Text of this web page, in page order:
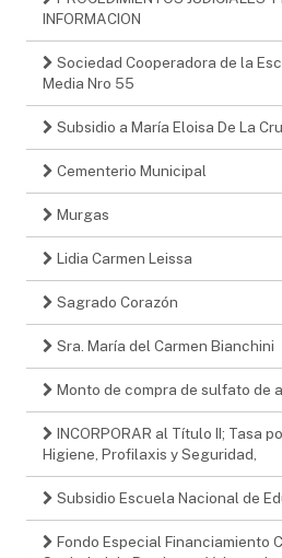
INFORMACION
Sociedad Cooperadora de la
Media Nro 55
Subsidio a María Eloisa De La
Cementerio Municipal
Murgas
Lidia Carmen Leissa
Sagrado Corazón
Sra. María del Carmen Bianchini
Monto de compra de sulfato de
INCORPORAR al Título II; Tasa
Higiene, Profilaxis y Seguridad,
Subsidio Escuela Nacional de
Fondo Especial Financiamiento